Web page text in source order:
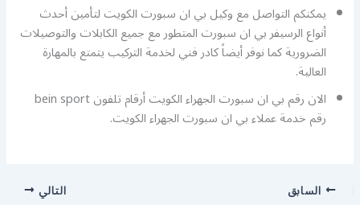
يمكنكم التواصل مع وكيل بي ان سبورت الكويت لتأمين أحدث
أنواع الرسيفر بي ان سبورت المتطور مع جميع الكابلات والتوصيلات
الضرورية كما نوفر أيضاً كادر فني لخدمة التركيب يتمتع بالمهارة
العالية.
الان رقم بي ان سبورت الجهراء الكويت أرقام تلفون bein sport
رقم خدمة عملاء بي ان سبورت الجهراء الكويت.
السابق التالي